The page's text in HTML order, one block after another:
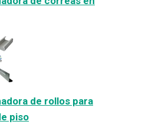
de rollos para
piso